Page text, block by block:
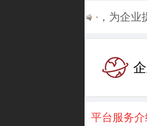
业贷款融资服务，为企业
平台服务介